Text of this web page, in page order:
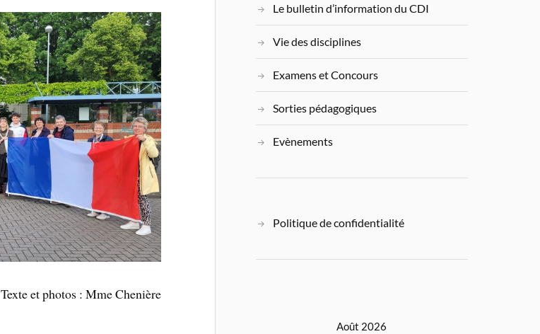
Texte et photos : Mme Chenière
Le bulletin d’information du CDI
Vie des disciplines
Examens et Concours
Sorties pédagogiques
Evènements
Politique de confidentialité
Août 2026